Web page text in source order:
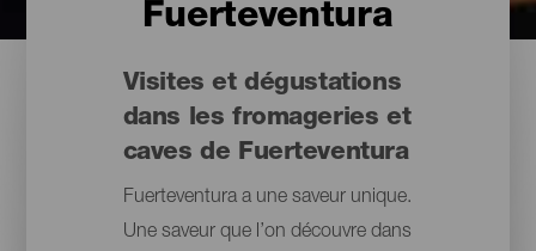
Fuerteventura
Visites et dégustations
dans les fromageries et
caves de Fuerteventura
Fuerteventura a une saveur unique.
Une saveur que l’on découvre dans